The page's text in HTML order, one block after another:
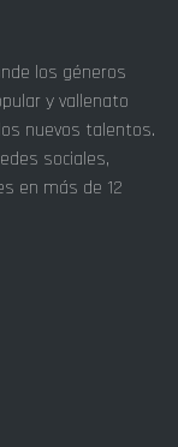
los géneros
y vallenato
nuevos talentos.
sociales,
en más de 12